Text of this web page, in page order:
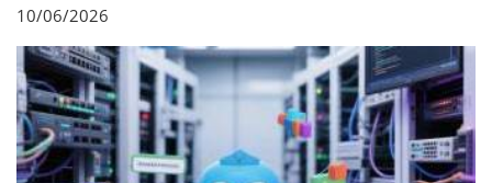
10/06/2026